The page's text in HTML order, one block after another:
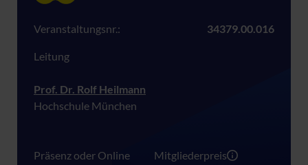
Veranstaltungsnr.: 34379.00.016
Leitung
Prof. Dr. Rolf Heilmann
Hochschule München
Präsenz oder Online Mitgliederpreis